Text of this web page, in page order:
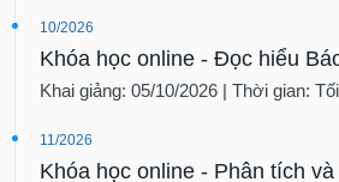
10/2026
Khóa học online - Đọc hiểu
Khai giảng: 05/10/2026 | Thời gian:
11/2026
Khóa học online - Phân tích